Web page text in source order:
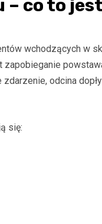
– co to
wchodzących w
odcina
się: